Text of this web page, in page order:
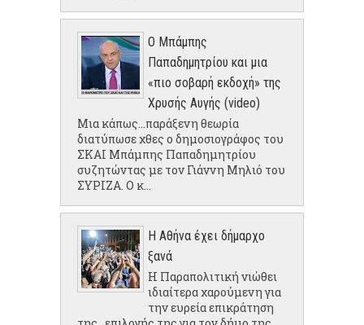
Ο Μπάμπης
Παπαδημητρίου και μια
«πιο σοβαρή εκδοχή» της
Χρυσής Αυγής (video)
Μια κάπως...παράξενη θεωρία
διατύπωσε χθες ο δημοσιογράφος του
ΣΚΑΙ Μπάμπης Παπαδημητρίου
συζητώντας με τον Γιάννη Μηλιό του
ΣΥΡΙΖΑ. Ο κ...
Η Αθήνα έχει δήμαρχο
ξανά
Η Παραπολιτική νιώθει
ιδιαίτερα χαρούμενη για
την ευρεία επικράτηση